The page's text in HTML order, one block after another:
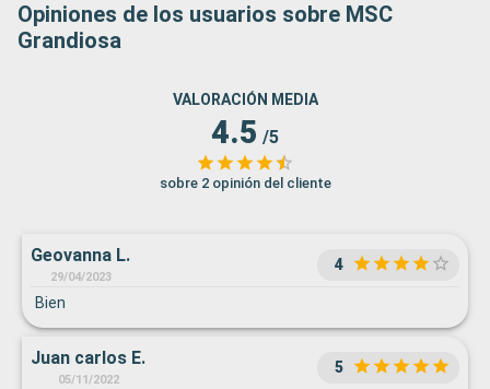
Opiniones de los usuarios sobre MSC
Grandiosa
VALORACIÓN MEDIA
4.5 /5
sobre 2 opinión del cliente
Geovanna L.
29/04/2023
4
Bien
Juan carlos E.
05/11/2022
5